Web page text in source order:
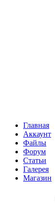
Главная
Аккаунт
Файлы
Форум
Статьи
Галерея
Магазин